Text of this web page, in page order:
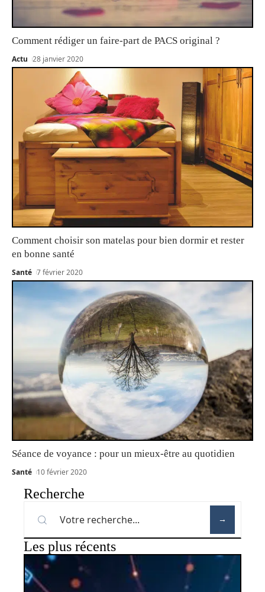
Comment rédiger un faire-part de PACS original ?
Actu 28 janvier 2020
Comment choisir son matelas pour bien dormir et rester
en bonne santé
Santé 7 février 2020
Séance de voyance : pour un mieux-être au quotidien
Santé 10 février 2020
Recherche
Les plus récents